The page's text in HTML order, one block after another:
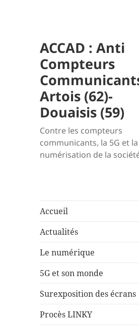
ACCAD : Anti
Compteurs
Artois (62)-
Douaisis (59)
Contre les compteurs
communicants, la 5G et la
numérisation de la
Accueil
Actualités
Le numérique
5G et son monde
Surexposition des écrans
Procès LINKY